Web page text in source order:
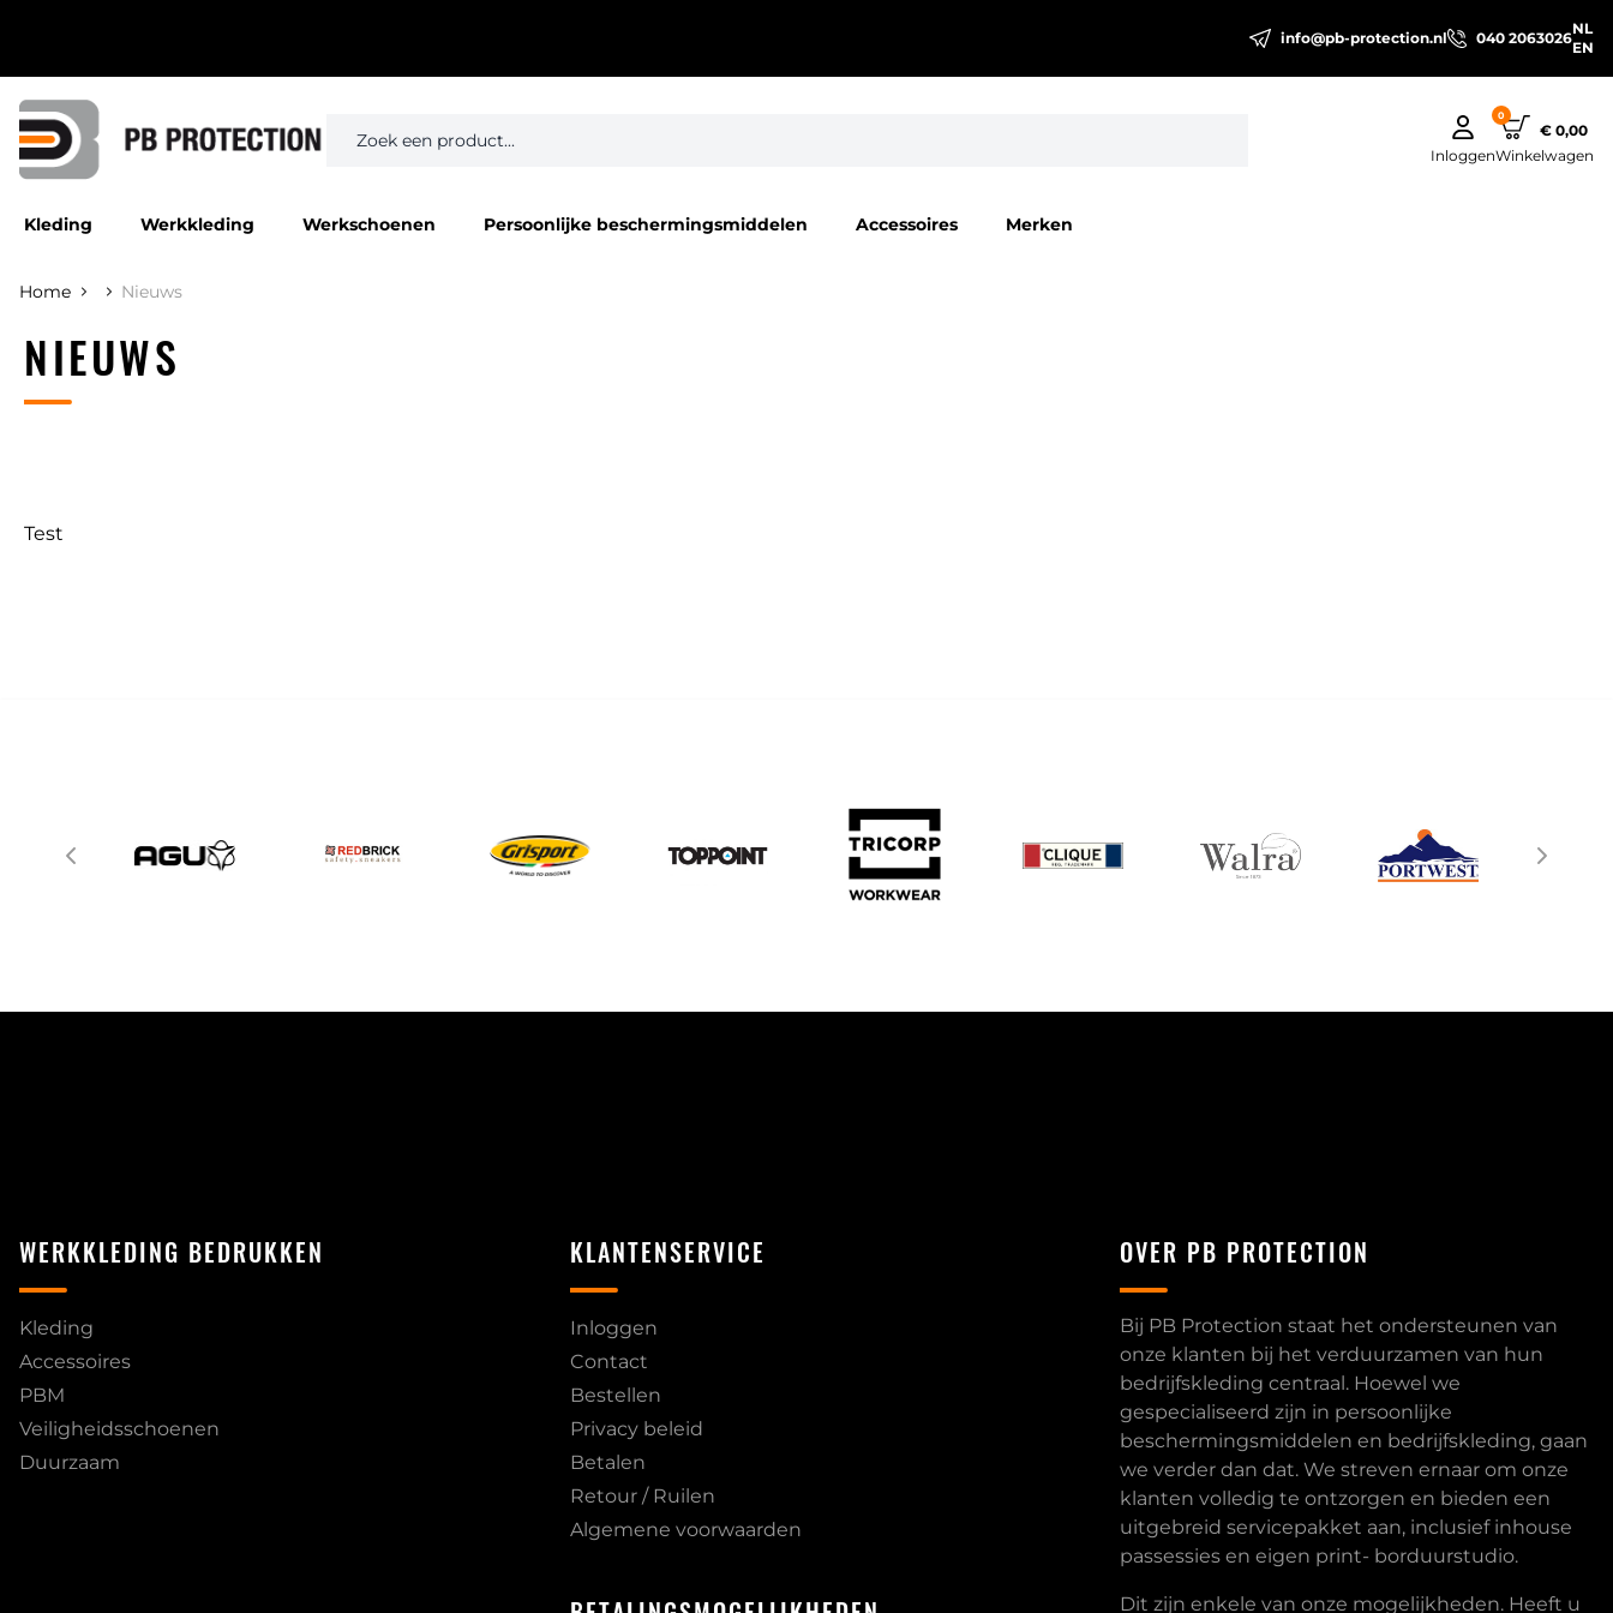
info@pb-protection.nl 040 2063026
NL
EN
Inloggen
0
€ 0,00
Winkelwagen
Kleding Werkkleding Werkschoenen Persoonlijke beschermingsmiddelen Accessoires Merken
Home Nieuws
NIEUWS
Test
WERKKLEDING BEDRUKKEN
Kleding
Accessoires
PBM
Veiligheidsschoenen
Duurzaam
KLANTENSERVICE
Inloggen
Contact
Bestellen
Privacy beleid
Betalen
Retour / Ruilen
Algemene voorwaarden
OVER PB PROTECTION
Bij PB Protection staat het ondersteunen van
onze klanten bij het verduurzamen van hun
bedrijfskleding centraal. Hoewel we
gespecialiseerd zijn in persoonlijke
beschermingsmiddelen en bedrijfskleding, gaan
we verder dan dat. We streven ernaar om onze
klanten volledig te ontzorgen en bieden een
uitgebreid servicepakket aan, inclusief inhouse
passessies en eigen print- borduurstudio.
Dit zijn enkele van onze mogelijkheden. Heeft u